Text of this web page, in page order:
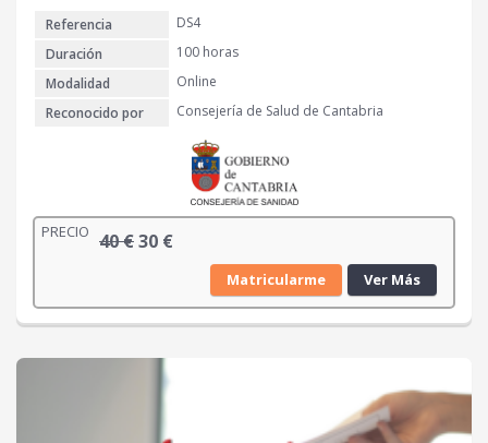
Referencia
DS4
Duración
100 horas
Modalidad
Online
Reconocido por
Consejería de Salud de Cantabria
PRECIO 40€E
r
c
30 €E
r
Matricularme Ver Más